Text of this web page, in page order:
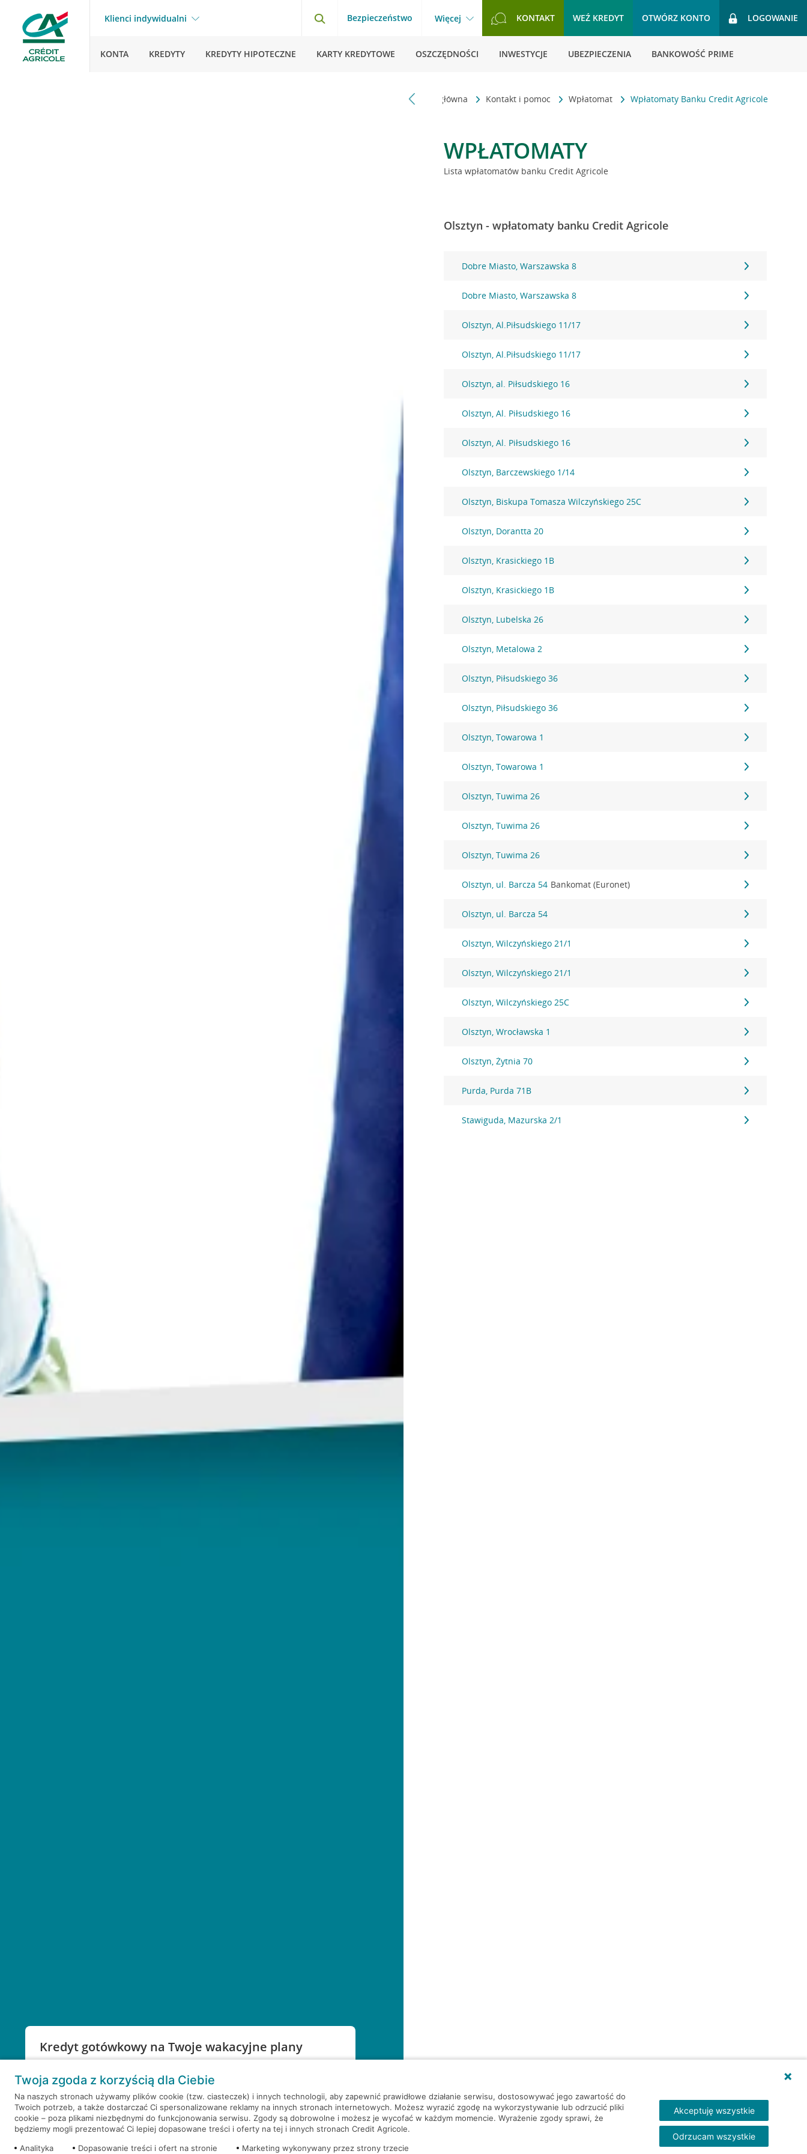
Klienci indywidualni Bezpieczeństwo Więcej KONTAKT WEŹ KREDYT OTWÓRZ KONTO LOGOWANIE
KONTA KREDYTY KREDYTY HIPOTECZNE KARTY KREDYTOWE OSZCZĘDNOŚCI INWESTYCJE UBEZPIECZENIA BANKOWOŚĆ PRIME
Kredyt gotówkowy na Twoje wakacyjne plany
RRSO: 9,6%
WEŹ KREDYT NOTA PRAWNA
Strona główna Kontakt i pomoc Wpłatomat Wpłatomaty Banku Credit Agricole
WPŁATOMATY
Lista wpłatomatów banku Credit Agricole
Olsztyn - wpłatomaty banku Credit Agricole
Dobre Miasto, Warszawska 8
Dobre Miasto, Warszawska 8
Olsztyn, Al.Piłsudskiego 11/17
Olsztyn, Al.Piłsudskiego 11/17
Olsztyn, al. Piłsudskiego 16
Olsztyn, Al. Piłsudskiego 16
Olsztyn, Al. Piłsudskiego 16
Olsztyn, Barczewskiego 1/14
Olsztyn, Biskupa Tomasza Wilczyńskiego 25C
Olsztyn, Dorantta 20
Olsztyn, Krasickiego 1B
Olsztyn, Krasickiego 1B
Olsztyn, Lubelska 26
Olsztyn, Metalowa 2
Olsztyn, Piłsudskiego 36
Olsztyn, Piłsudskiego 36
Olsztyn, Towarowa 1
Olsztyn, Towarowa 1
Olsztyn, Tuwima 26
Olsztyn, Tuwima 26
Olsztyn, Tuwima 26
Olsztyn, ul. Barcza 54 Bankomat (Euronet)
Olsztyn, ul. Barcza 54
Olsztyn, Wilczyńskiego 21/1
Olsztyn, Wilczyńskiego 21/1
Olsztyn, Wilczyńskiego 25C
Olsztyn, Wrocławska 1
Olsztyn, Żytnia 70
Purda, Purda 71B
Stawiguda, Mazurska 2/1
Twoja zgoda z korzyścią dla Ciebie
Na naszych stronach używamy plików cookie (tzw. ciasteczek) i innych technologii, aby zapewnić prawidłowe działanie serwisu, dostosowywać jego zawartość do
Twoich potrzeb, a także dostarczać Ci spersonalizowane reklamy na innych stronach internetowych. Możesz wyrazić zgodę na wykorzystywanie lub odrzucić pliki
cookie – poza plikami niezbędnymi do funkcjonowania serwisu. Zgody są dobrowolne i możesz je wycofać w każdym momencie. Wyrażenie zgody sprawi, że
będziemy mogli prezentować Ci lepiej dopasowane treści i oferty na tej i innych stronach Credit Agricole.
Analityka
Dopasowanie treści i ofert na stronie Marketing wykonywany przez strony trzecie
Akceptuję wszystkie
Odrzucam wszystkie